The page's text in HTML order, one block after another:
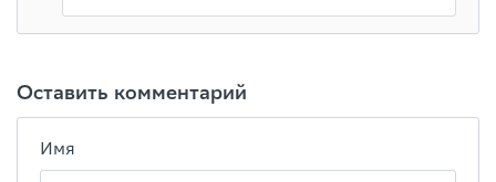
Оставить комментарий
Имя